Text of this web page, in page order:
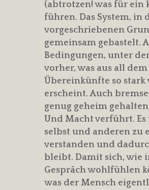
(abtrotzen! was für ein
führen. Das System,
vorgeschriebenen
gemeinsam gebastelt.
Bedingungen, unter
vorher, was aus all
Übereinkünfte so stark
erscheint. Auch
genug geheim
Und Macht verführt.
selbst und anderen zu
verstanden und
bleibt. Damit sich, wie
Gespräch wohlfühlen
was der Mensch